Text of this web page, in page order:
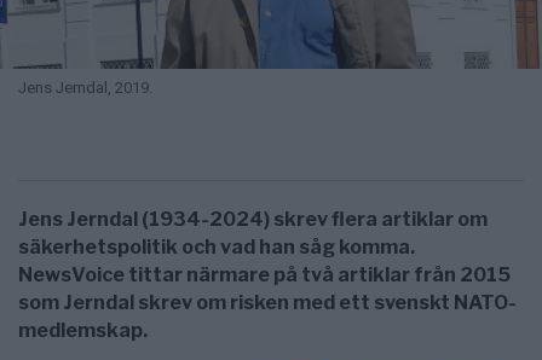
Jens Jerndal, 2019.
Jens Jerndal (1934-2024) skrev flera artiklar om
säkerhetspolitik och vad han såg komma.
NewsVoice tittar närmare på två artiklar från 2015
som Jerndal skrev om risken med ett svenskt NATO-
medlemskap.